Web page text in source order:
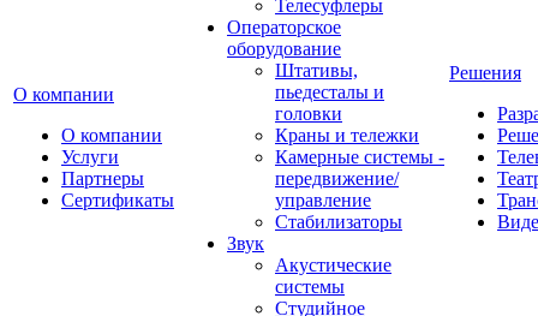
О компании
О компании
Услуги
Партнеры
Сертификаты
Телесуфлеры
Операторское
оборудование
Штативы,
пьедесталы и
головки
Краны и тележки
Камерные системы -
передвижение/
управление
Стабилизаторы
Звук
Акустические
системы
Студийное
Решения